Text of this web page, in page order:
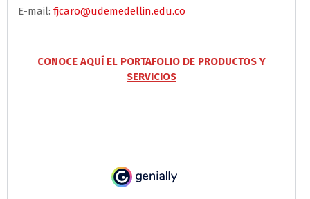
E-mail: fjcaro@udemedellin.edu.co
CONOCE AQUÍ EL PORTAFOLIO DE PRODUCTOS Y
SERVICIOS